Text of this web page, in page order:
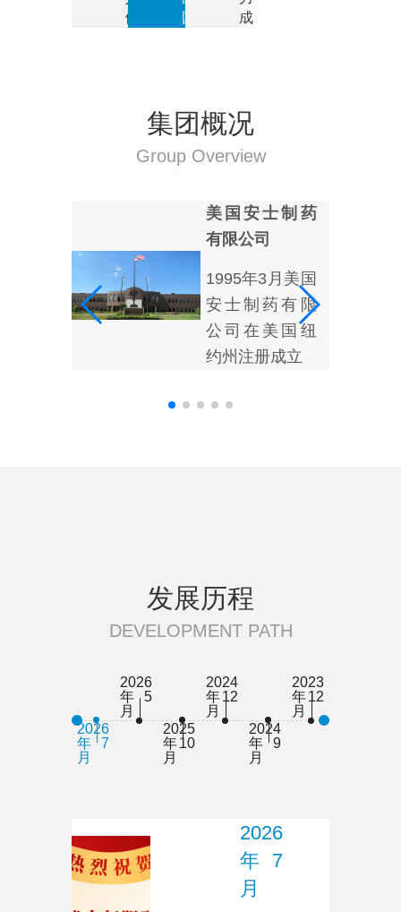
健
国
的
现
代
业
成
集团概况
Group Overview
美国安士制药
有限公司
1995年3月美国
安士制药有限
公司在美国纽
约州注册成立
发展历程
DEVELOPMENT PATH
2026
年7
月
2026
年5
月
2025
年10
月
2024
年12
月
2024
年9
月
2023
年12
月
2026
年7
月